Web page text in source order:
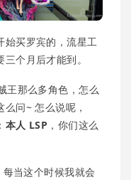
始买罗宾的，流星工
个月后才能到。
王那么多角色，怎么
问~ 怎么说呢，
本人 LSP ，你们这么
当这个时候我就会